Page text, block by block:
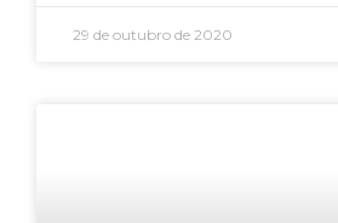
29 de outubro de 2020